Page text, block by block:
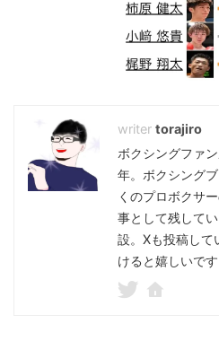
torajiro
ボクシングファ
年。ボクシング
くのプロボクサ
事として残して
設。Xも投稿して
けると嬉しいです